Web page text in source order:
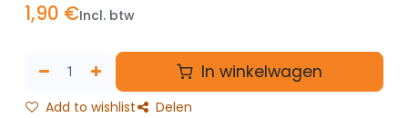
1,90 €Incl. btw
In winkelwagen
Add to wishlist Delen